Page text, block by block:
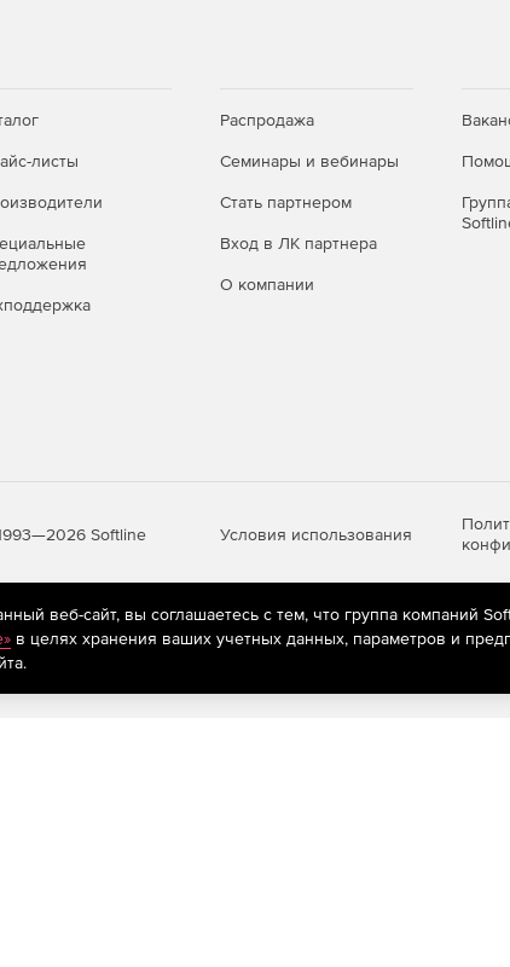
листы
Распродажа
Семинары и вебинары
Стать партнером
Вход в ЛК партнера
О компании
Softline Условия использования
рекомендательные технологии
(информационные
пользователей сети «Интернет», находящихся
веб-сайт, вы соглашаетесь с тем, что группа компаний
в целях хранения ваших учетных данных, параметров и